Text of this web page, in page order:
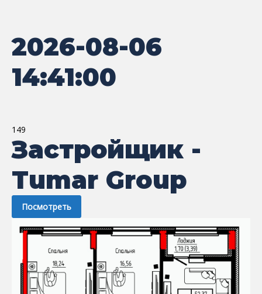
2026-08-06
14:41:00
149
Застройщик -
Tumar Group
Посмотреть